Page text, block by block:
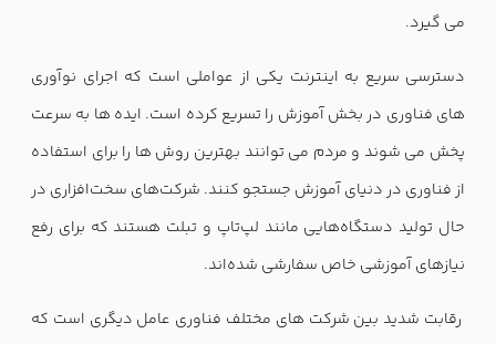
می گیرد.
دسترسی سریع به اینترنت یکی از عواملی است که اجرای نوآوری
های فناوری در بخش آموزش را تسریع کرده است. ایده ها به سرعت
پخش می شوند و مردم می توانند بهترین روش ها را برای استفاده
از فناوری در دنیای آموزش جستجو کنند. شرکت‌های سخت‌افزاری در
حال تولید دستگاه‌هایی مانند لپ‌تاپ و تبلت هستند که برای رفع
نیازهای آموزشی خاص سفارشی شده‌اند.
رقابت شدید بین شرکت های مختلف فناوری عامل دیگری است که